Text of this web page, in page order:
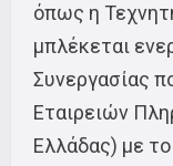
όπως η
μπλέκεται
Συνεργασίας
Εταιρειών
Ελλάδας) με